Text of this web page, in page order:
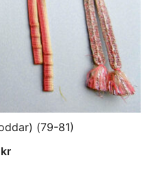
(79-81)
kr